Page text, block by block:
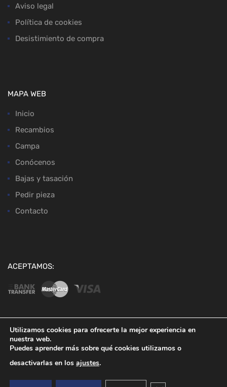
Aviso legal
Política de cookies
Desistimiento de compra
MAPA WEB
Inicio
Recambios
Campa
Conócenos
Bajas y tasación
Pedir pieza
Contacto
ACEPTAMOS:
Utilizamos cookies para ofrecerte la mejor experiencia en
nuestra web.
Puedes aprender más sobre qué cookies utilizamos o
desactivarlas en los ajustes.